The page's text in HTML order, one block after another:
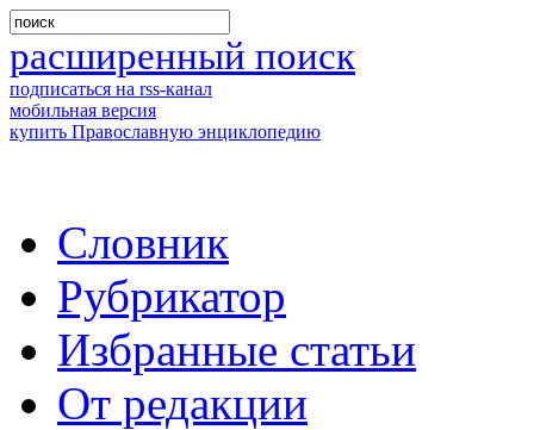
расширенный поиск
подписаться на rss-канал
мобильная версия
купить Православную энциклопедию
Словник
Рубрикатор
Избранные статьи
От редакции